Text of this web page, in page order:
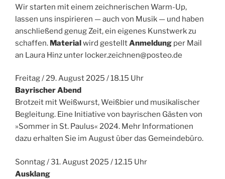
Wir starten mit einem zeichnerischen Warm-Up,
lassen uns inspirieren — auch von Musik — und haben
anschließend genug Zeit, ein eigenes Kunstwerk zu
schaffen. Materialwird gestelltAnmeldung per Mail
an Laura Hinz unter locker.zeichnen@posteo.de
Freitag / 29. August 2025 / 18.15 Uhr
Bayrischer Abend
Brotzeit mit Weißwurst, Weißbier und musikalischer
Begleitung. Eine Initiative von bayrischen Gästen von
»Sommer in St. Paulus« 2024. Mehr Informationen
dazu erhalten Sie im August über das Gemeindebüro.
Sonntag / 31. August 2025 / 12.15 Uhr
Ausklang